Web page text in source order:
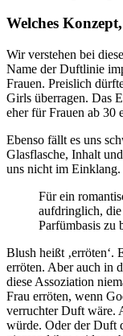
Welches
Wir verstehen bei
Name der Duftlinie
Frauen. Preislich
Girls überragen. Das
eher für Frauen ab 30
Ebenso fällt es uns
Glasflasche, Inhalt
uns nicht im Einklang.
Für ein
aufdringlich, die
Parfümbasis zu
Blush heißt ‚erröten‘.
erröten. Aber auch in
diese Assoziation
Frau erröten, wenn
verruchter Duft wäre.
würde. Oder der Duft